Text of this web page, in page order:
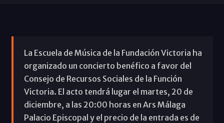
La Escuela de Música de la Fundación Victoria ha
organizado un concierto benéfico a favor del
Consejo de Recursos Sociales de la Función
Victoria. El acto tendrá lugar el martes, 20 de
diciembre, a las 20:00 horas en Ars Málaga
Palacio Episcopal y el precio de la entrada es de